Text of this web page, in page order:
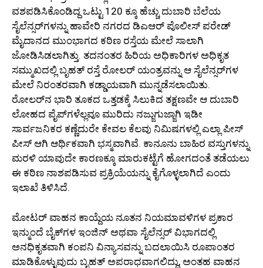
ವಶಪಡಿಸಿಕೊಂಡಿದ್ದ ಒಟ್ಟು 120 ಕ್ಕೂ ಹೆಚ್ಚು ದುಬಾರಿ ಬೆಲೆಯ
ಸೈಲೆನ್ಸರ್‌ಗಳನ್ನು ಹಾವೇರಿ ನಗರದ ಡಿಎಆರ್ ಪೊಲೀಸ್ ಪರೇಡ್
ಮೈದಾನದ ಮುಂಭಾಗದ ಕಠಿಣ ರಸ್ತೆಯ ಮೇಲೆ ಸಾಲಾಗಿ
ಜೋಡಿಸಿಡಲಾಗಿತ್ತು. ತದನಂತರ ಹಿರಿಯ ಅಧಿಕಾರಿಗಳ ಅಧಿಕೃತ
ಸಮ್ಮುಖದಲ್ಲಿ ಬೃಹತ್ ರಸ್ತೆ ರೋಲರ್ ಯಂತ್ರವನ್ನು ಆ ಸೈಲೆನ್ಸರ್‌ಗಳ
ಮೇಲೆ ನಿರಂತರವಾಗಿ ಕಡ್ಡಾಯವಾಗಿ ಮುನ್ನಡೆಸಲಾಯಿತು.
ರೋಲರ್‌ನ ಭಾರಿ ತೂಕದ ಒತ್ತಡಕ್ಕೆ ಸಿಲುಕಿದ ತಕ್ಷಣವೇ ಆ ದುಬಾರಿ
ಲೋಹದ ಪೈಪ್‌ಗಳೆಲ್ಲವೂ ಮುರಿದು ನಜ್ಜುಗುಜ್ಜಾಗಿ ಇಡೀ
ಸಾರ್ವಜನಿಕರ ಕಣ್ಣೆದುರೇ ಕೇವಲ ಕೆಲವು ನಿಮಿಷಗಳಲ್ಲಿ ಎಲ್ಲಾ ಪೀಸ್
ಪೀಸ್ ಆಗಿ ಆರ್ಥಿಕವಾಗಿ ಭಸ್ಮವಾಗಿವೆ. ಕಾನೂನು ಬಾಹಿರ ವಸ್ತುಗಳನ್ನು
ಮರಳಿ ಯಾವುದೇ ಕಾರಣಕ್ಕೂ ಮಾರುಕಟ್ಟೆಗೆ ಹೋಗದಂತೆ ತಡೆಯಲು
ಈ ಕಠಿಣ ನಾಶಪಡಿಸುವ ಪ್ರಕ್ರಿಯೆಯನ್ನು ಕೈಗೊಳ್ಳಲಾಗಿದೆ ಎಂದು
ಇಲಾಖೆ ತಿಳಿಸಿದೆ.
ಮೋಟರ್ ವಾಹನ ಕಾಯ್ದೆಯ ನೂತನ ನಿಯಮಾವಳಿಗಳ ಪ್ರಕಾರ
ಇನ್ಮುಂದೆ ಬೈಕ್‌ಗಳ ಇಂಜಿನ್ ಅಥವಾ ಸೈಲೆನ್ಸರ್ ವಿಭಾಗದಲ್ಲಿ
ಅನಧಿಕೃತವಾಗಿ ಕಂಪನಿ ವಿನ್ಯಾಸವನ್ನು ಬದಲಾಯಿಸಿ ರೂಪಾಂತರ
ಮಾಡಿಕೊಳ್ಳುವುದು ಬೃಹತ್ ಅಪರಾಧವಾಗಲಿದ್ದು, ಅಂತಹ ವಾಹನ